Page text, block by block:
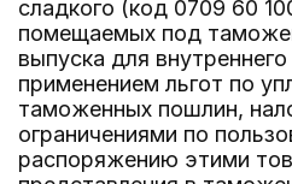
сладкого (код 0709 60
помещаемых под
выпуска для
применением льгот по
таможенных пошлин,
ограничениями по
распоряжению этими